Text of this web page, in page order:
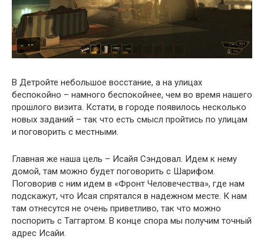
В Детройте небольшое восстание, а на улицах
беспокойно – намного беспокойнее, чем во время нашего
прошлого визита. Кстати, в городе появилось несколько
новых заданий – так что есть смысл пройтись по улицам
и поговорить с местными.
Главная же наша цель – Исайя Сэндовал. Идем к нему
домой, там можно будет поговорить с Шарифом.
Поговорив с ним идем в «Фронт Человечества», где нам
подскажут, что Исая спрятался в надежном месте. К нам
там отнесутся не очень приветливо, так что можно
поспорить с Таггартом. В конце спора мы получим точный
адрес Исайи.